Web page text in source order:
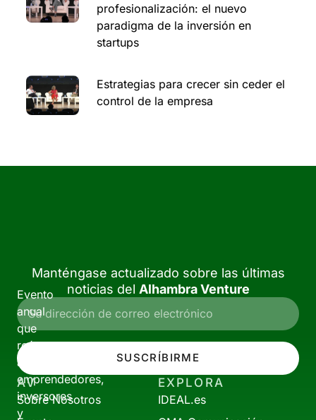
profesionalización: el nuevo
paradigma de la inversión en
startups
Estrategias para crecer sin ceder el
control de la empresa
Evento
anual
que
reúne
a
emprendedores,
inversores
y
Manténgase actualizado sobre las últimas
noticias del Alhambra Venture
SUSCRÍBIRME
AV
Sobre Nosotros
EXPLORA
IDEAL.es